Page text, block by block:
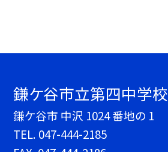
鎌ケ谷市立第四中学校
鎌ケ谷市 中沢 1024 番地の 1
TEL. 047-444-2185